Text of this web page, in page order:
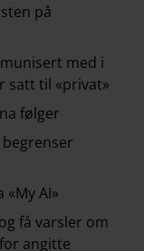
på
med i
satt til «privat»
følger
AI»
få varsler om
angitte